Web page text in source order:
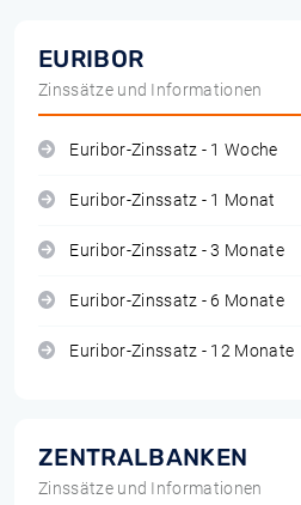
EURIBOR
Zinssätze und Informationen
Euribor-Zinssatz - 1 Woche
Euribor-Zinssatz - 1 Monat
Euribor-Zinssatz - 3 Monate
Euribor-Zinssatz - 6 Monate
Euribor-Zinssatz - 12 Monate
ZENTRALBANKEN
Zinssätze und Informationen